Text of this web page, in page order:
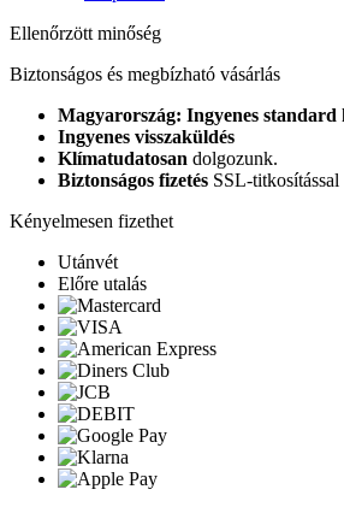
Ellenőrzött minőség
Biztonságos és megbízható vásárlás
Magyarország: Ingyenes standard
Ingyenes visszaküldés
Klímatudatosan dolgozunk.
Biztonságos fizetés SSL-titkosítással
Kényelmesen fizethet
Utánvét
Előre utalás